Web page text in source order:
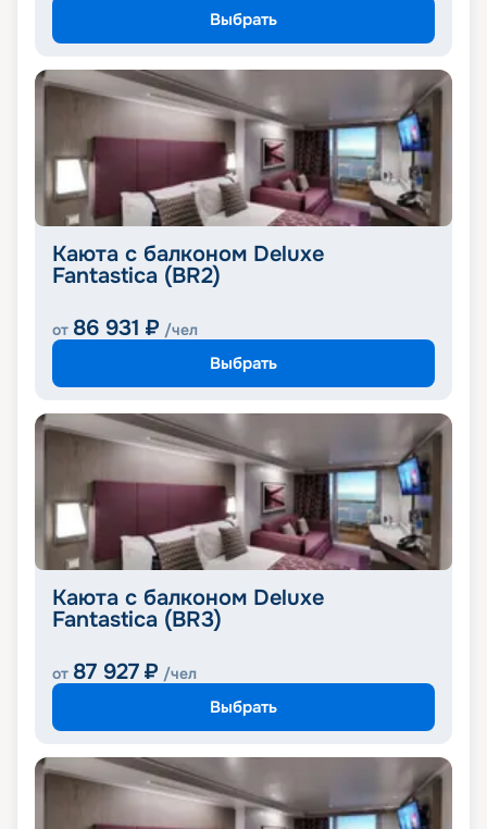
Выбрать
Каюта с балконом Deluxe
Fantastica (BR2)
от 86 931 ₽ /чел
Выбрать
Каюта с балконом Deluxe
Fantastica (BR3)
от 87 927 ₽ /чел
Выбрать